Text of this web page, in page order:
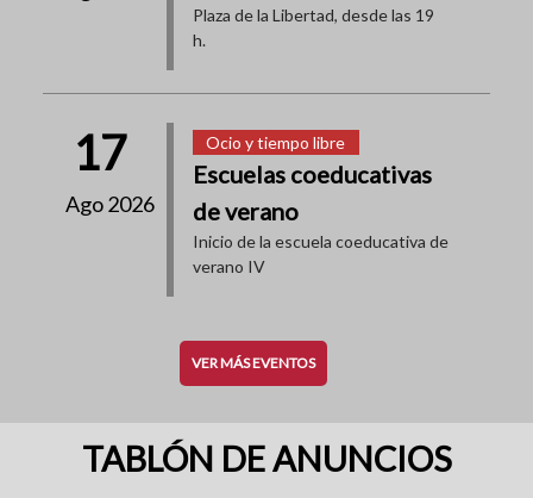
Plaza de la Libertad, desde las 19
h.
17
Ago 2026
Ocio y tiempo libre
Escuelas coeducativas
de verano
Inicio de la escuela coeducativa de
verano IV
VER MÁS EVENTOS
TABLÓN DE ANUNCIOS